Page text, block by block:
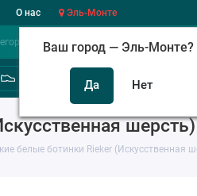
О нас Эль-Монте
Ваш город — Эль-Монте?
Обувь на
белые ботинки Rieker (Искусственная